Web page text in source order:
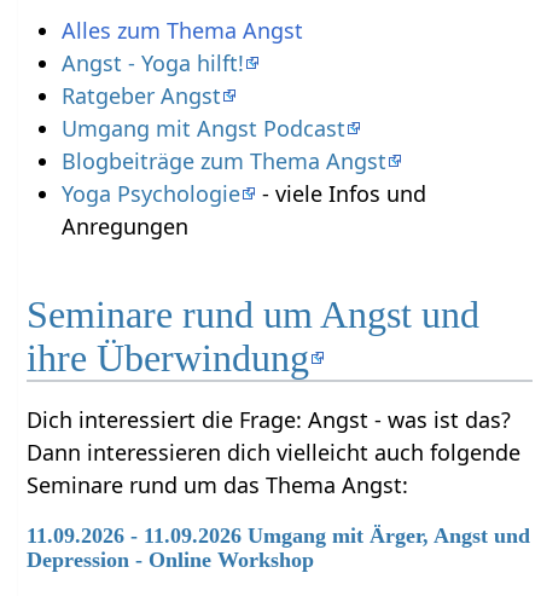
Alles zum Thema Angst
Angst - Yoga hilft!
Ratgeber Angst
Umgang mit Angst Podcast
Blogbeiträge zum Thema Angst
Yoga Psychologie
- viele Infos und
Anregungen
Seminare rund um Angst und
ihre Überwindung
Dich interessiert die Frage: Angst - was ist das?
Dann interessieren dich vielleicht auch folgende
Seminare rund um das Thema Angst:
11.09.2026 - 11.09.2026 Umgang mit Ärger, Angst und
Depression - Online Workshop